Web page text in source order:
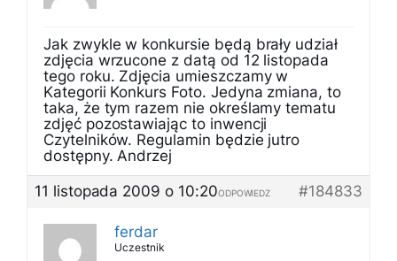
Jak zwykle w konkursie będą brały udział
zdjęcia wrzucone z datą od 12 listopada
tego roku. Zdjęcia umieszczamy w
Kategorii Konkurs Foto. Jedyna zmiana, to
taka, że tym razem nie określamy tematu
zdjęć pozostawiając to inwencji
Czytelników. Regulamin będzie jutro
dostępny. Andrzej
11 listopada 2009 o 10:20
#184833
ODPOWIEDZ
ferdar
Uczestnik